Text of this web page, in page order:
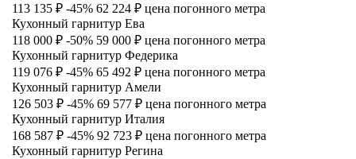
113 135 ₽ -45% 62 224 ₽ цена погонного метра
Кухонный гарнитур Ева
118 000 ₽ -50% 59 000 ₽ цена погонного метра
Кухонный гарнитур Федерика
119 076 ₽ -45% 65 492 ₽ цена погонного метра
Кухонный гарнитур Амели
126 503 ₽ -45% 69 577 ₽ цена погонного метра
Кухонный гарнитур Италия
168 587 ₽ -45% 92 723 ₽ цена погонного метра
Кухонный гарнитур Регина